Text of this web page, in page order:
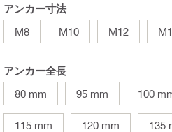
アンカー寸法
M8
M10 M12
アンカー全長
80 mm
95 mm 100
115 mm 120 mm 135